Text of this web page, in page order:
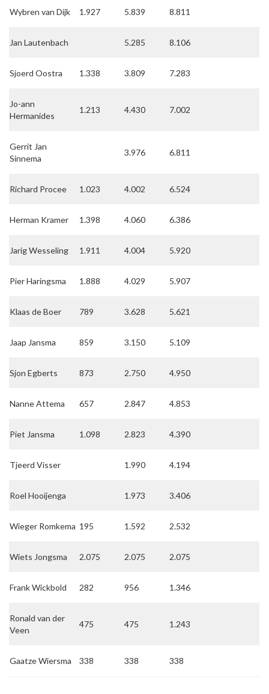
Wybren van Dijk 1.927 5.839 8.811
Jan Lautenbach 5.285 8.106
Sjoerd Oostra 1.338 3.809 7.283
Jo-ann
Hermanides
1.213 4.430 7.002
Gerrit Jan
Sinnema
3.976 6.811
Richard Procee 1.023 4.002 6.524
Herman Kramer 1.398 4.060 6.386
Jarig Wesseling 1.911 4.004 5.920
Pier Haringsma 1.888 4.029 5.907
Klaas de Boer 789 3.628 5.621
Jaap Jansma 859 3.150 5.109
Sjon Egberts 873 2.750 4.950
Nanne Attema 657 2.847 4.853
Piet Jansma 1.098 2.823 4.390
Tjeerd Visser 1.990 4.194
Roel Hooijenga 1.973 3.406
Wieger Romkema 195 1.592 2.532
Wiets Jongsma 2.075 2.075 2.075
Frank Wickbold 282 956 1.346
Ronald van der
Veen
475 475 1.243
Gaatze Wiersma 338 338 338